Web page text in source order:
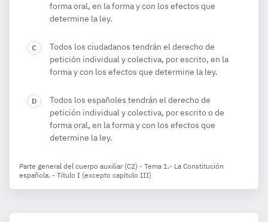
forma oral, en la forma y con los efectos que
determine la ley.
Todos los ciudadanos tendrán el derecho de
petición individual y colectiva, por escrito, en la
forma y con los efectos que determine la ley.
Todos los españoles tendrán el derecho de
petición individual y colectiva, por escrito o de
forma oral, en la forma y con los efectos que
determine la ley.
Parte general del cuerpo auxiliar (C2) - Tema 1.- La Constitución
española. - Título I (excepto capítulo III)